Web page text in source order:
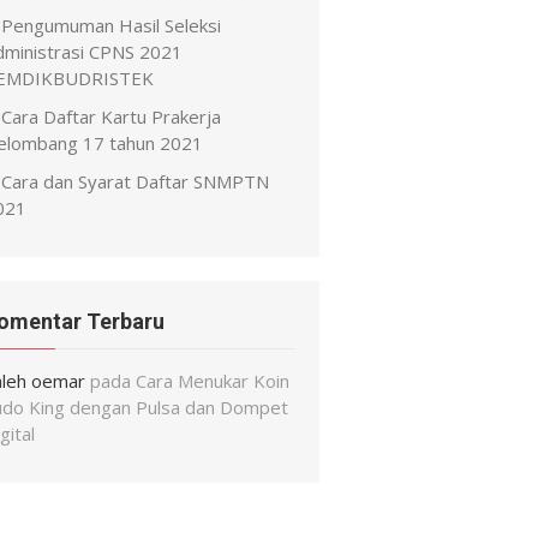
Pengumuman Hasil Seleksi
CPNS 2021
Cara Daftar Kartu Prakerja
17 tahun 2021
Cara dan Syarat Daftar SNMPTN
Terbaru
oemar pada Cara Menukar Koin
King dengan Pulsa dan Dompet